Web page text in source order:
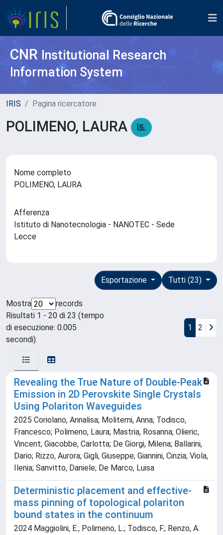
CNR Institutional Research
Information System
IRIS Pagina ricercatore
POLIMENO, LAURA
Nome completo
POLIMENO, LAURA
Afferenza
Istituto di Nanotecnologia - NANOTEC - Sede
Lecce
Tutti (23)
Esportazione
Mostra
records
Risultati 1 - 20 di 23 (tempo
di esecuzione: 0.005
secondi).
1 2
Revealing the True Nature of Double-Peak
Emission in 2D Perovskite Single Crystals
Using Polariton Waveguides
2025 Coriolano, Annalisa; Moliterni, Anna; Todisco,
Francesco; Polimeno, Laura; Mastria, Rosanna; Olieric,
Vincent; Giacobbe, Carlotta; De Giorgi, Milena; Ballarini,
Dario; Rizzo, Aurora; Gigli, Giuseppe; Giannini, Cinzia; Viola,
Ilenia; Sanvitto, Daniele; De Marco, Luisa
Deterministic placement and effective-
mass pinning of topological polariton
bound states in the continuum
2024 Maggiolini, E.; Polimeno, L.; Todisco, F.; Renzo, A.